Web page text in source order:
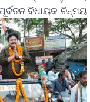
ବିଧାୟକ ଚିନ୍ମୟ